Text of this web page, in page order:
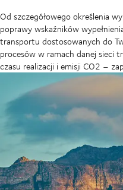
Od szczegółowego określenia
poprawy wskaźników
transportu dostosowanych do
procesów w ramach danej sieci
czasu realizacji i emisji CO2 –